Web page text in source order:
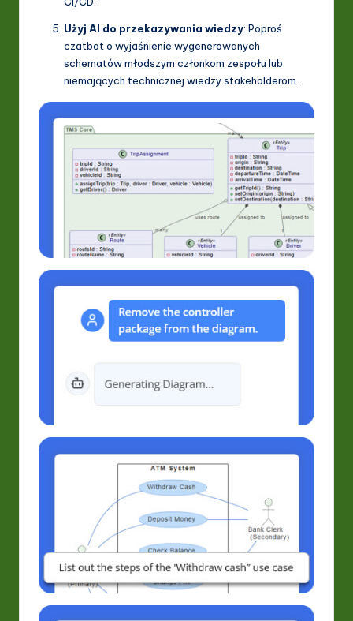
Użyj AI do przekazywania wiedzy: Poproś
czatbot o wyjaśnienie wygenerowanych
schematów młodszym członkom zespołu lub
niemających technicznej wiedzy stakeholderom.